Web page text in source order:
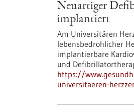
Neuartiger
implantiert
Am Universitären
lebensbedrohlicher
implantierbare
und
https://
universitaeren-